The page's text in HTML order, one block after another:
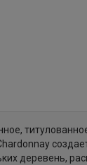
деревень,